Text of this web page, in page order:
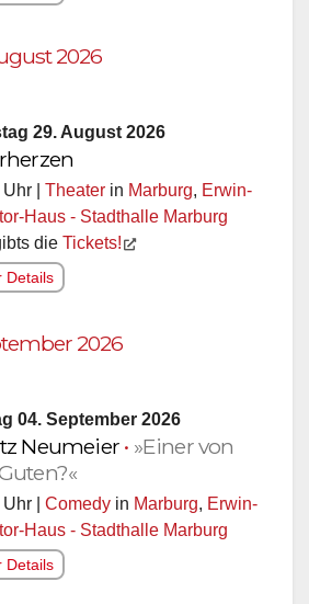
2026
29. August 2026
| Theater in Marburg, Erwin-
Haus - Stadthalle Marburg
die Tickets!
Details
2026
04. September 2026
Neumeier • »Einer von
| Comedy in Marburg, Erwin-
Haus - Stadthalle Marburg
Details